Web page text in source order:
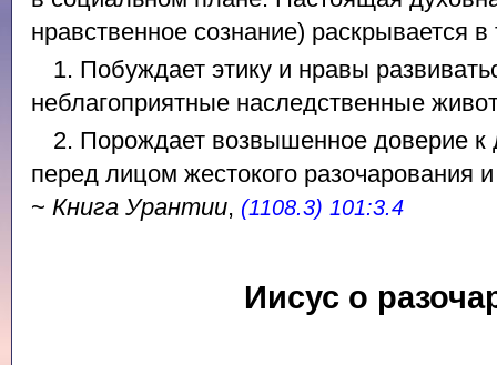
нравственное сознание) раскрывается
1. Побуждает этику и нравы
неблагоприятные наследственные
2. Порождает возвышенное доверие к
перед лицом жестокого разочарования
~ Книга Урантии, (1108.3) 101:3.4
Иисус о